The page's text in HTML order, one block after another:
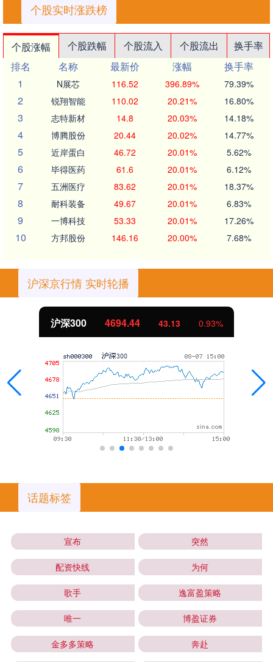
个股实时涨跌榜
个股涨幅 个股跌幅 个股流入 个股流出
换手率
排名
名称 最新价 涨幅
换手率
1
N展芯 116.52 396.89% 79.39%
2 锐翔智能 110.02 20.21% 16.80%
3 志特新材 14.8 20.03% 14.18%
4 博腾股份 20.44 20.02% 14.77%
5 近岸蛋白 46.72 20.01% 5.62%
6 毕得医药 61.6 20.01% 6.12%
7 五洲医疗 83.62 20.01% 18.37%
8 耐科装备 49.67 20.01% 6.83%
9 一博科技 53.33 20.01% 17.26%
10 方邦股份 146.16 20.00% 7.68%
沪深京行情 实时轮播
沪深300 4694.44 43.13 0.93%
话题标签
宣布 突然
配资快线 为何
歌手 逸富盈策略
唯一 博盈证券
金多多策略 奔赴